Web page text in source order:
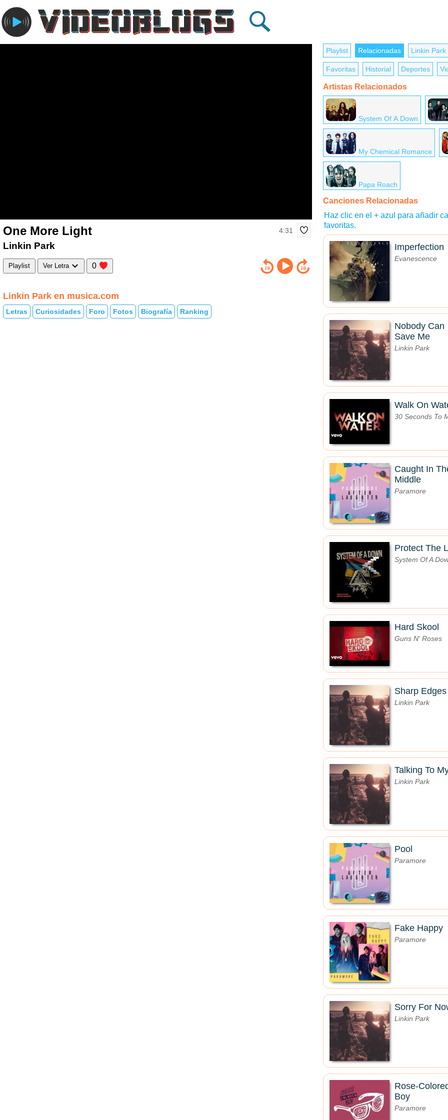
One More Light 4:31
Linkin Park
Playlist Ver Letra 0
Linkin Park en musica.com
Letras Curiosidades Foro Fotos Biografía Ranking
Playlist Relacionadas Linkin Park
Favoritas Historial Deportes
Artistas Relacionados
System Of A Down
My Chemical Romance
Papa Roach
Canciones Relacionadas
Haz clic en el + azul para añadir
favoritas.
Imperfection
Evanescence
Nobody Can
Save Me
Linkin Park
Walk On
30 Seconds To
Caught In
Middle
Paramore
Protect The
System Of A
Hard Skool
Guns N' Roses
Sharp Edges
Linkin Park
Talking To
Linkin Park
Pool
Paramore
Fake Happy
Paramore
Sorry For
Linkin Park
Rose-
Boy
Paramore